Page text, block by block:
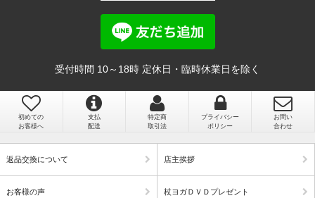
受付時間 10～18時 定休日・臨時休業日を除く
初めての
お客様へ
支払
配送
特定商
取引法
プライバシー
ポリシー
お問い
合わせ
返品交換について 店主挨拶
お客様の声 杖ヨガＤＶＤプレゼント